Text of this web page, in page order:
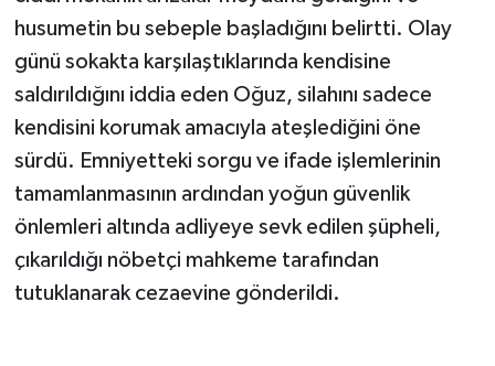
husumetin bu sebeple başladığını belirtti. Olay
günü sokakta karşılaştıklarında kendisine
saldırıldığını iddia eden Oğuz, silahını sadece
kendisini korumak amacıyla ateşlediğini öne
sürdü. Emniyetteki sorgu ve ifade işlemlerinin
tamamlanmasının ardından yoğun güvenlik
önlemleri altında adliyeye sevk edilen şüpheli,
çıkarıldığı nöbetçi mahkeme tarafından
tutuklanarak cezaevine gönderildi.